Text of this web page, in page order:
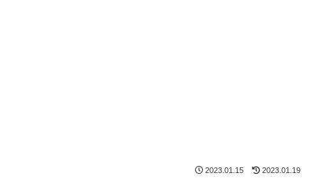
2023.01.15 2023.01.19